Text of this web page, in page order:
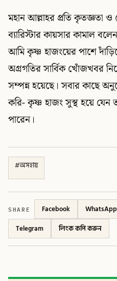
মহান আল্লাহর প্রতি কৃতজ্ঞতা ও
ব্যারিস্টার কায়সার কামাল
আমি কৃষ্ণ হাজংয়ের পাশে
অগ্রগতির সার্বিক খোঁজখবর
সম্পন্ন হয়েছে। সবার কাছে
করি- কৃষ্ণ হাজং সুস্থ হয়ে যেন
পারেন।
#অসহায়
SHARE Facebook WhatsApp
Telegram
লিংক কপি করুন